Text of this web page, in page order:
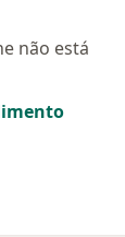
não está